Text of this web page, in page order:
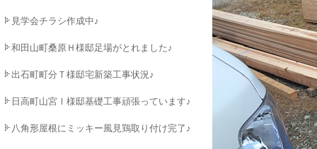
見学会チラシ作成中♪
和田山町桑原Ｈ様邸足場がとれました♪
出石町町分Ｔ様邸宅新築工事状況♪
日高町山宮Ⅰ様邸基礎工事頑張っています♪
八角形屋根にミッキー風見鶏取り付け完了♪